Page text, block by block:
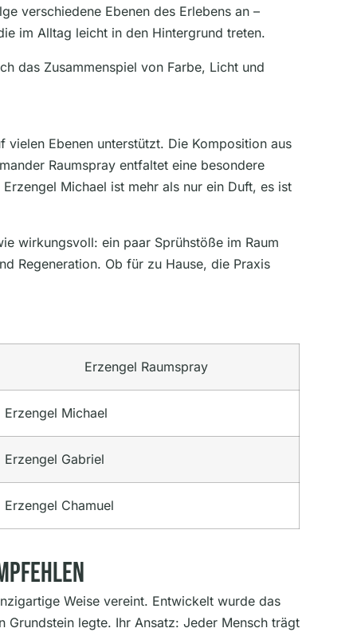
verschiedene Ebenen des Erlebens an –
im Alltag leicht in den Hintergrund treten.
das Zusammenspiel von Farbe, Licht und
vielen Ebenen unterstützt. Die Komposition aus
Raumspray entfaltet eine besondere
Michael ist mehr als nur ein Duft, es ist
wirkungsvoll: ein paar Sprühstöße im Raum
Regeneration. Ob für zu Hause, die Praxis
Erzengel Raumspray
Erzengel Michael
Erzengel Gabriel
Erzengel Chamuel
Weise vereint. Entwickelt wurde das
legte. Ihr Ansatz: Jeder Mensch trägt